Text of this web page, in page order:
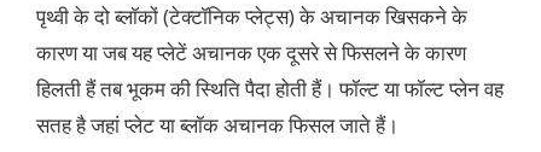
पृथ्वी के दो ब्लॉकों (टेक्टॉनिक प्लेट्स) के अचानक खिसकने के
कारण या जब यह प्लेटें अचानक एक दूसरे से फिसलने के कारण
हिलती हैं तब भूकम की स्थिति पैदा होती हैं। फॉल्ट या फॉल्ट प्लेन वह
सतह है जहां प्लेट या ब्लॉक अचानक फिसल जाते हैं।